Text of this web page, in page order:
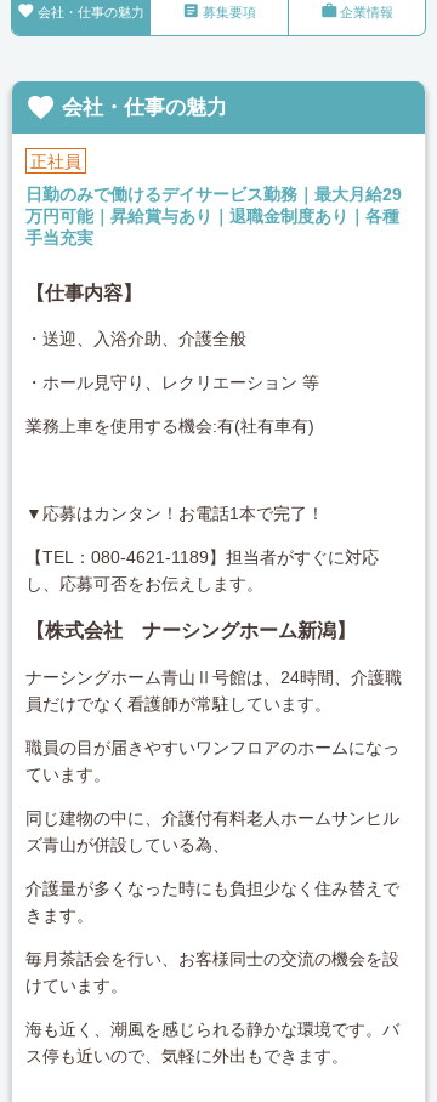
 会社・仕事の魅力  募集要項 企業情報
 会社・仕事の魅力
正社員
日勤のみで働けるデイサービス勤務｜最大月給29
万円可能｜昇給賞与あり｜退職金制度あり｜各種
手当充実
【仕事内容】
・送迎、入浴介助、介護全般
・ホール見守り、レクリエーション 等
業務上車を使用する機会:有(社有車有)
▼応募はカンタン！お電話1本で完了！
【TEL：080-4621-1189】担当者がすぐに対応
し、応募可否をお伝えします。
【株式会社 ナーシングホーム新潟】
ナーシングホーム青山Ⅱ号館は、24時間、介護職
員だけでなく看護師が常駐しています。
職員の目が届きやすいワンフロアのホームになっ
ています。
同じ建物の中に、介護付有料老人ホームサンヒル
ズ青山が併設している為、
介護量が多くなった時にも負担少なく住み替えで
きます。
毎月茶話会を行い、お客様同士の交流の機会を設
けています。
海も近く、潮風を感じられる静かな環境です。バ
ス停も近いので、気軽に外出もできます。